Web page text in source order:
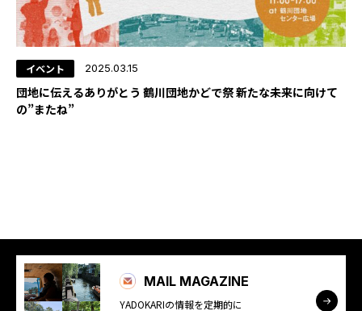
イベント 2025.03.15
団地に伝えるありがとう 鶴川団地かどで祭 新たな未来に向けて
の”またね”
MAIL MAGAZINE
YADOKARIの情報を定期的に